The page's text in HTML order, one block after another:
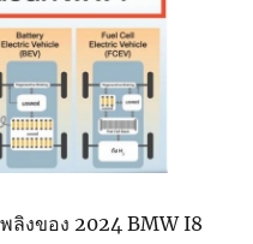
ลิงของ 2024 BMW I8